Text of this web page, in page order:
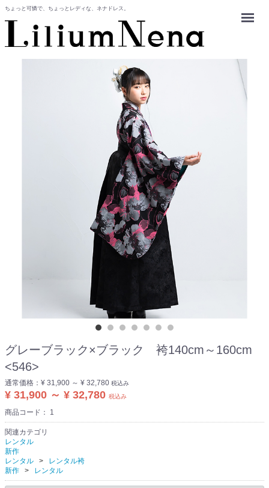
ちょっと可憐で、ちょっとレディな、ネナドレス。
グレーブラック×ブラック 袴140cm～160cm
<546>
通常価格： ¥ 31,900 ～ ¥ 32,780 税込み
¥ 31,900 ～ ¥ 32,780 税込み
商品コード： 1
関連カテゴリ
レンタル
新作
レンタル
レンタル袴
新作
レンタル